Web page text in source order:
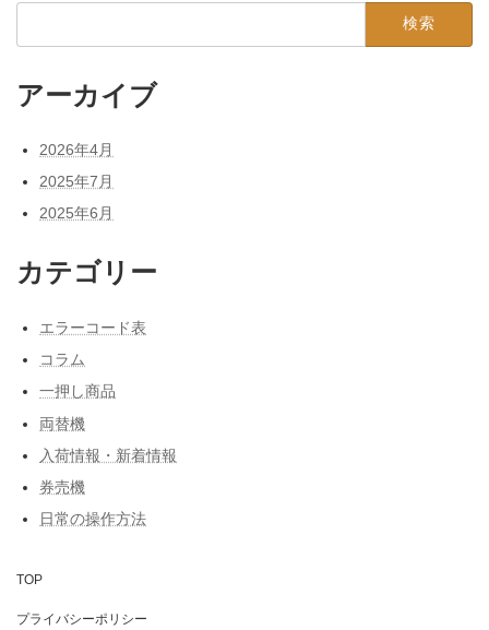
検
アーカイブ
2026年4月
2025年7月
2025年6月
カテゴリー
エラーコード表
コラム
一押し商品
両替機
入荷情報・新着情報
券売機
日常の操作方法
TOP
プライバシーポリシー